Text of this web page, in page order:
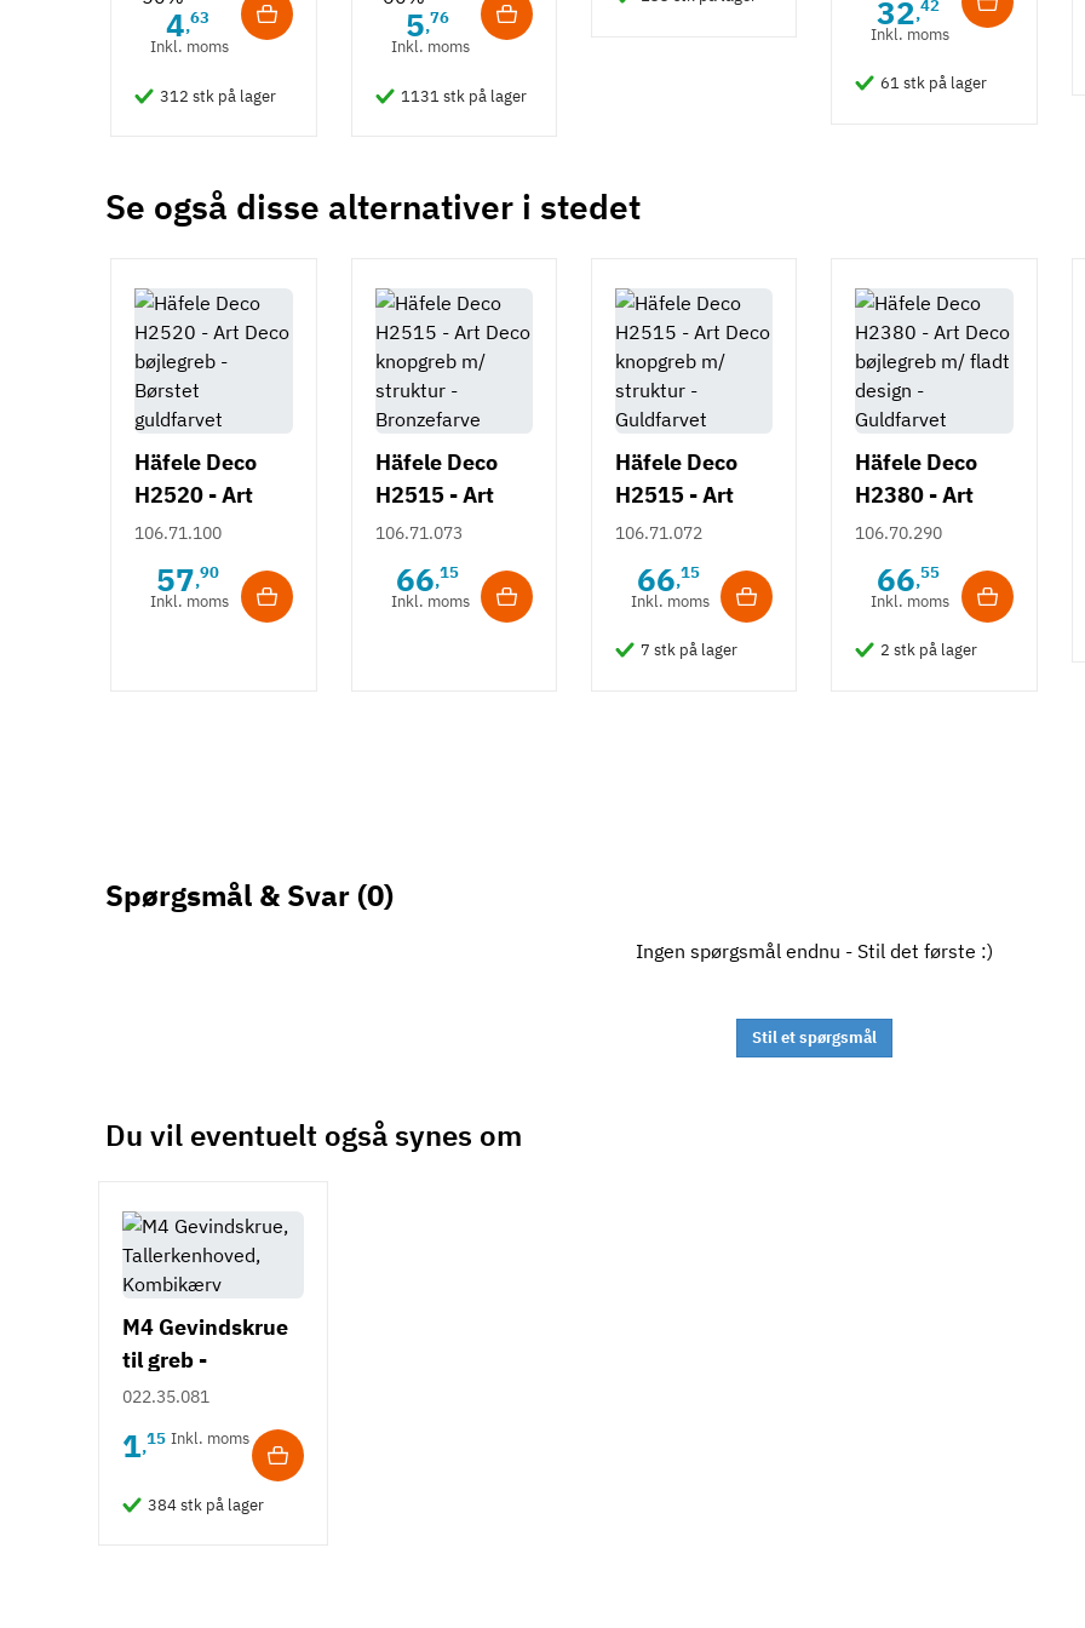
Moderne
Tilstand Ny
4,63
Inkl. moms
312 stk på lager
5,76
Inkl. moms
1131 stk på lager
32,42
Inkl. moms
61 stk på lager
Se også disse alternativer i stedet
Häfele Deco
H2520 - Art
Deco bøjlegreb
- Børstet
guldfarvet
106.71.100
57,90
Inkl. moms
Häfele Deco
H2515 - Art
Deco knopgreb
m/ struktur -
Bronzefarve
106.71.073
66,15
Inkl. moms
Häfele Deco
H2515 - Art
Deco knopgreb
m/ struktur -
Guldfarvet
106.71.072
66,15
Inkl. moms
7 stk på lager
Häfele Deco
H2380 - Art
Deco bøjlegreb
m/ fladt design
- Guldfarvet
106.70.290
66,55
Inkl. moms
2 stk på lager
Spørgsmål & Svar(0)
Ingen spørgsmål endnu - Stil det første :)
Stil et spørgsmål
Du vil eventuelt også synes om
M4 Gevindskrue
til greb -
Tallerkenhoved -
Krydskærv
022.35.081
1,15 Inkl. moms
384 stk på lager